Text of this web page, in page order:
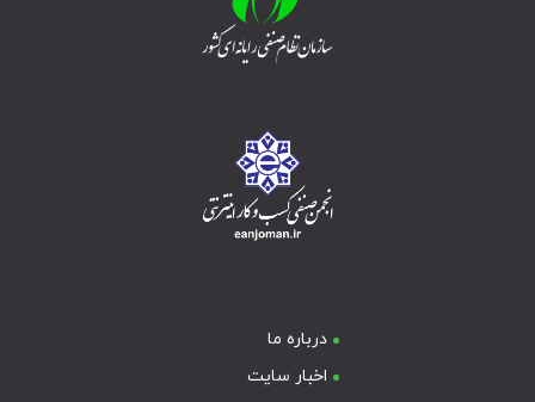
درباره ما
اخبار سایت